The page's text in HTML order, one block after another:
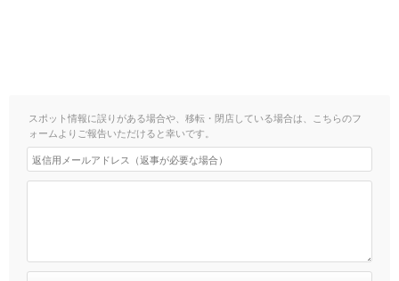
スポット情報に誤りがある場合や、移転・閉店している場合は、こちらのフ
ォームよりご報告いただけると幸いです。